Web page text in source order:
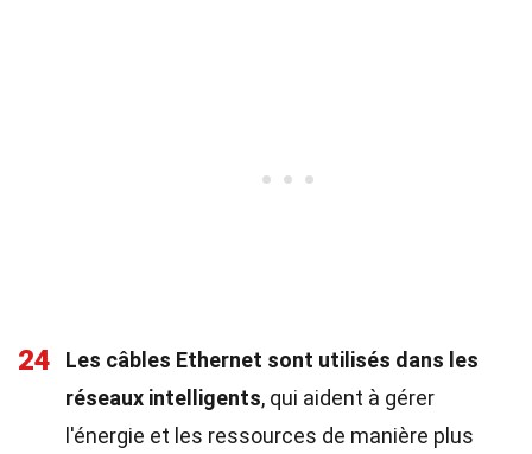
24
Les câbles Ethernet sont utilisés dans les
réseaux intelligents, qui aident à gérer
l'énergie et les ressources de manière plus